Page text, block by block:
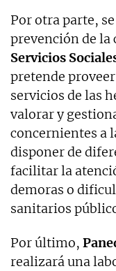
Por otra parte,
prevención de la
Servicios
pretende
servicios de las
valorar y
concernientes a
disponer de
facilitar la
demoras o
sanitarios
Por último,
realizará una